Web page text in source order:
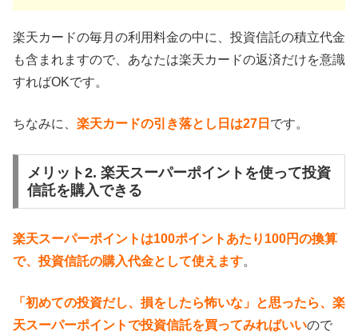
楽天カードの毎月の利用料金の中に、投資信託の積立代金
も含まれますので、あなたは楽天カードの返済だけを意識
すればOKです。
ちなみに、 楽天カードの引き落とし日は27日 です。
メリット2. 楽天スーパーポイントを使って投資
信託を購入できる
楽天スーパーポイントは100ポイントあたり100円の換算
で、投資信託の購入代金として使えます。
「初めての投資だし、損をしたら怖いな」と思ったら、楽
天スーパーポイントで投資信託を買ってみればいいので